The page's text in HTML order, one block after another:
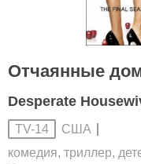
Отчаянные
Desperate
TV-14
США
комедия, триллер,